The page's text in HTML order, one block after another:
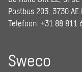
Postbus 203, 3730
Telefoon: +31 88 811
Sweco